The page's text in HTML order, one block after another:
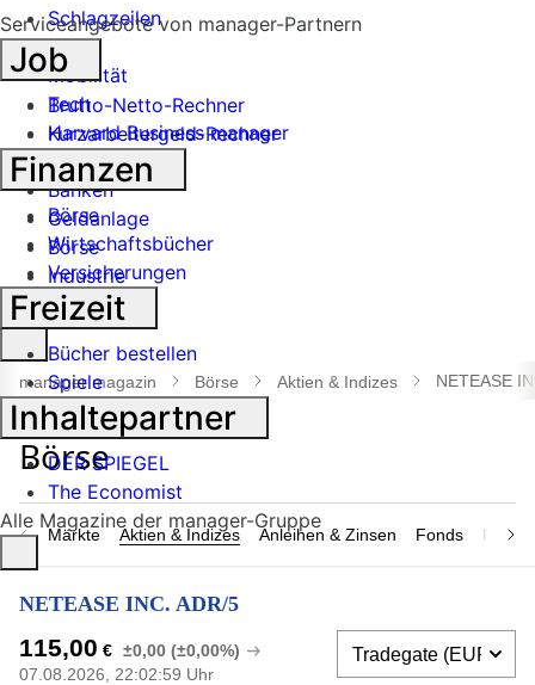
Schlagzeilen
Mobilität
Tech
Harvard Business manager
Handel
Banken
Geldanlage
Börse
Industrie
Suche
öffnen
manager magazin Börse Aktien & Indizes NETEASE
Märkte Aktien & Indizes Anleihen & Zinsen Fonds
NETEASE INC. ADR/5
115,00 € ±0,00 (±0,00%)
07.08.2026, 22:02:59 Uhr
Serviceangebote von manager-Partnern
Job
Brutto-Netto-Rechner
Kurzarbeitergeld-Rechner
Finanzen
Börse
Wirtschaftsbücher
Versicherungen
Freizeit
Bücher bestellen
Spiele
Inhaltepartner
DER SPIEGEL
The Economist
Alle Magazine der manager-Gruppe